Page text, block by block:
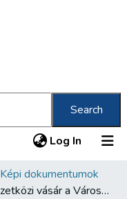
Search
Log In (current)
Képi dokumentumok
[Nemzetközi vásár a Városligetben, nyugágyakat kínáló iparos, 1938]